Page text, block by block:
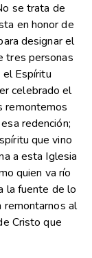
se trata de
en honor de
designar el
tres personas
Espíritu
celebrado el
remontemos
redención;
que vino
a esta Iglesia
quien va río
la fuente de lo
remontarnos al
Cristo que